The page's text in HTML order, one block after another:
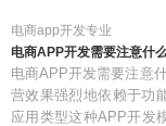
电商app开发专业
电商APP开发需要注意什
电商APP开发需要注意
营效果强烈地依赖于功
应用类型这种APP开发